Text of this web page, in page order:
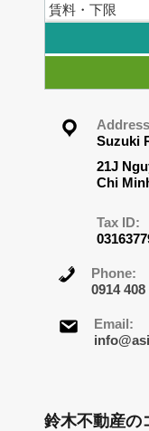
賃料・下限
Suzuki
21J
Chi
Tax ID:
Phone:
0914 408
Email:
鈴木不動産の